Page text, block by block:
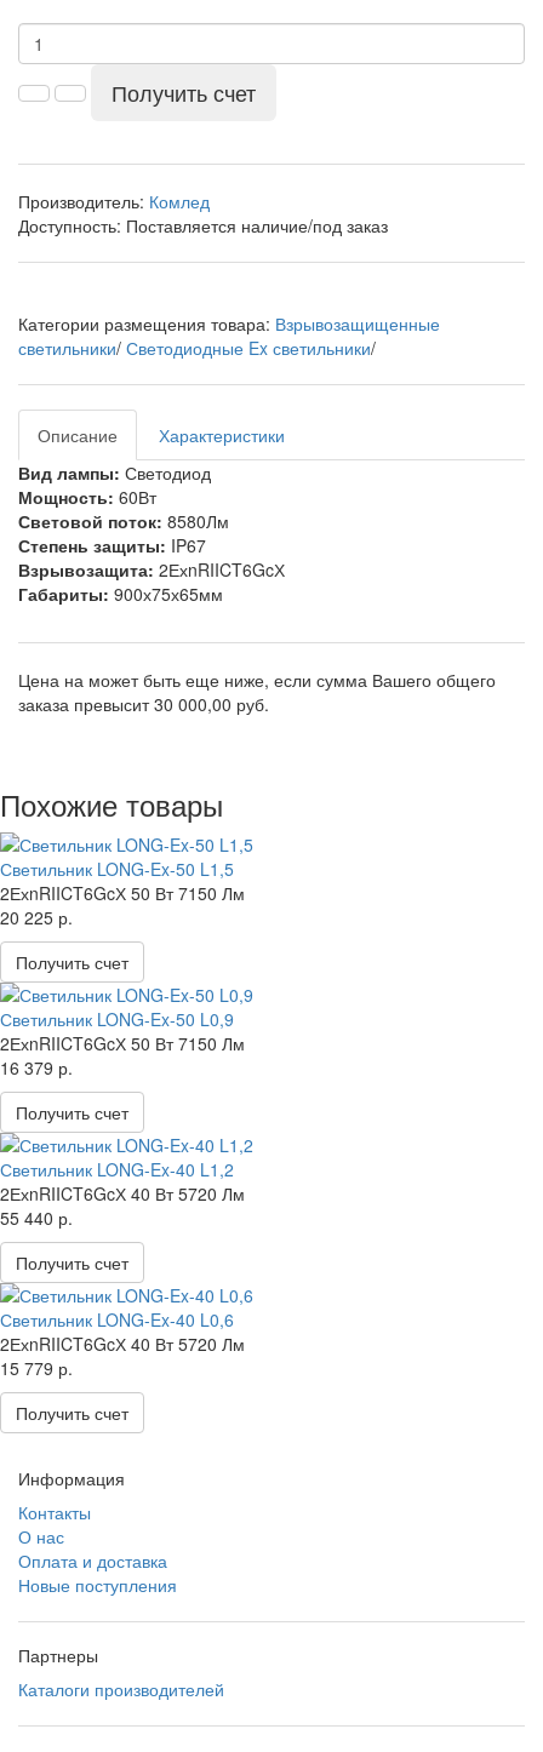
Получить счет
Производитель: Комлед
Доступность: Поставляется наличие/под заказ
Категории размещения товара: Взрывозащищенные
светильники/ Светодиодные Ex светильники/
Описание
Характеристики
Вид лампы: Светодиод
Мощность: 60Вт
Световой поток: 8580Лм
Степень защиты: IP67
Взрывозащита: 2ЕхnRIICT6GcХ
Габариты: 900х75х65мм
Цена на может быть еще ниже, если сумма Вашего общего
заказа превысит 30 000,00 руб.
Похожие товары
Светильник LONG-Ex-50 L1,5
2ЕхnRIICT6GcХ 50 Вт 7150 Лм
20 225 р.
Получить счет
Светильник LONG-Ex-50 L0,9
2ЕхnRIICT6GcХ 50 Вт 7150 Лм
16 379 р.
Получить счет
Светильник LONG-Ex-40 L1,2
2ЕхnRIICT6GcХ 40 Вт 5720 Лм
55 440 р.
Получить счет
Светильник LONG-Ex-40 L0,6
2ЕхnRIICT6GcХ 40 Вт 5720 Лм
15 779 р.
Получить счет
Информация
Контакты
О нас
Оплата и доставка
Новые поступления
Партнеры
Каталоги производителей